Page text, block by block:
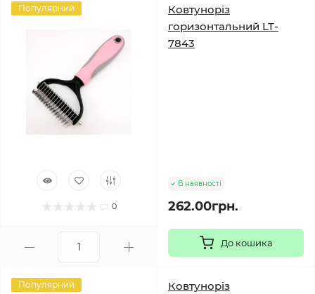
Популярний
0
Ковтуноріз
горизонтальний LT-
7843
В наявності
262.00грн.
До кошика
Популярний
Ковтуноріз